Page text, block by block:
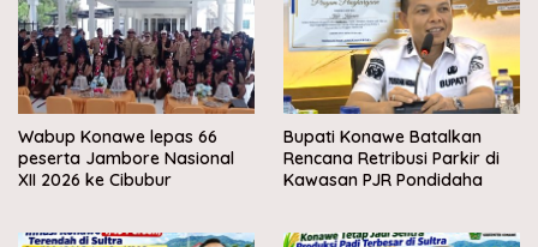
Wabup Konawe lepas 66
peserta Jambore Nasional
XII 2026 ke Cibubur
Bupati Konawe Batalkan
Rencana Retribusi Parkir di
Kawasan PJR Pondidaha